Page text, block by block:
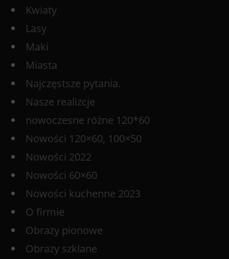
Kwiaty
Lasy
Maki
Miasta
Najczęstsze pytania.
Nasze realizcje
nowoczesne różne 120*60
Nowości 120×60, 100×50
Nowości 2022
Nowości 60×60
Nowości kuchenne 2023
O firmie
Obrazy pionowe
Obrazy szklane